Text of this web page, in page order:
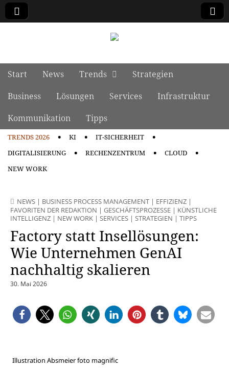
Main menu
Skip to content
Start News Trends
Strategien
Business
Lösungen Services
Infrastruktur
Kommunikation
Tipps
TRENDS 2026 KI
IT-SICHERHEIT
DIGITALISIERUNG
RECHENZENTRUM
CLOUD
NEW WORK
NEWS | BUSINESS PROCESS MANAGEMENT | EFFIZIENZ |
FAVORITEN DER REDAKTION | GESCHÄFTSPROZESSE | KÜNSTLICHE
INTELLIGENZ | NEW WORK | SERVICES | STRATEGIEN | TIPPS
Factory statt Insellösungen:
Wie Unternehmen GenAI
nachhaltig skalieren
30. Mai 2026
Illustration Absmeier foto magnific